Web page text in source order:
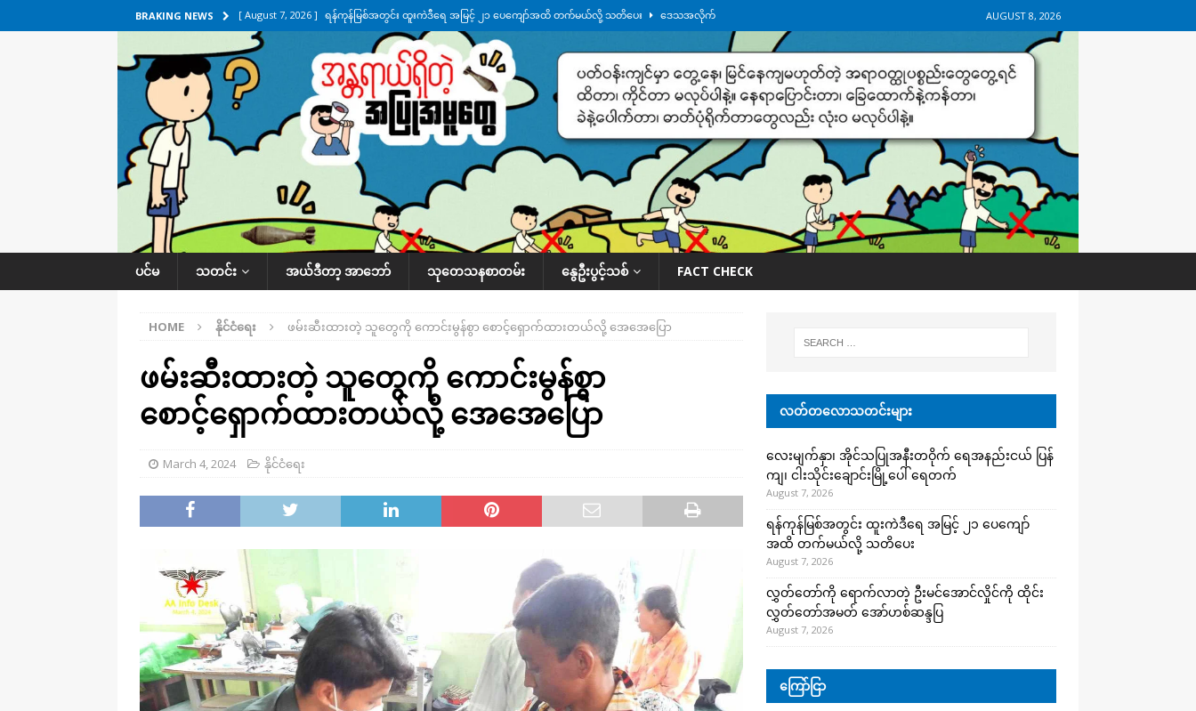
BRAKING NEWS [ August 7, 2026 ] ရန်ကုန်မြစ်အတွင်း ထူးကဲဒီရေ အ​မြင့် ၂၁ ပေကျော်အထိ တက်မယ်လို့ သတိပေး ဒေသအလိုက်
သတင်းကဏ္ဍ
[ August 7, 2026 ] လွှတ်တော်ကို ရောက်လာတဲ့ ဦးမင်အောင်လှိုင်ကို ထိုင်းလွှတ်တော်အမတ် အော်ဟစ်ဆန္ဒပြ
UNCATEGORIZED
[ August 6, 2026 ] တာကျိုးပြီး ခုနှစ်ရက်မြောက်နေ့မှာ ငသိုင်းချောင်းမြို့ကို ရေစတင်ရောက်ရှိ ဒေသအလိုက် သတင်း
[ August 6, 2026 ] လေးမျက်နှာမှာ ရေဘေးကူနေတဲ့ ငသိုင်းချောင်းဒေသခံ လူငယ်တဦး ရေစီးနဲ့မျောပါသေဆုံး
အလိုက် သတင်းကဏ္ဍ
[ August 7, 2026 ] လေးမျက်နှာ၊ အိုင်သပြုအနီးတဝိုက် ရေအနည်းငယ် ပြန်ကျ၊ ငါးသိုင်းချောင်းမြို့ပေါ် ရေတက်
ဒေသအလိုက် သတင်းကဏ္ဍ
AUGUST 8, 2026
ပင်မ သတင်း အယ်ဒီတာ့ အာဘော် သုတေသနစာတမ်း နွေဦးပွင့်သစ် FACT CHECK
HOME နိုင်ငံရေး ဖမ်းဆီးထားတဲ့ သူတွေကို ကောင်းမွန်စွာ စောင့်ရှောက်ထားတယ်လို့ အေအေပြော
ဖမ်းဆီးထားတဲ့ သူတွေကို ကောင်းမွန်စွာ
စောင့်ရှောက်ထားတယ်လို့ အေအေပြော
March 4, 2024 နိုင်ငံရေး
လတ်တလောသတင်းများ
လေးမျက်နှာ၊ အိုင်သပြုအနီးတဝိုက် ရေအနည်းငယ် ပြန်
ကျ၊ ငါးသိုင်းချောင်းမြို့ပေါ် ရေတက်
August 7, 2026
ရန်ကုန်မြစ်အတွင်း ထူးကဲဒီရေ အ​မြင့် ၂၁ ပေကျော်
အထိ တက်မယ်လို့ သတိပေး
August 7, 2026
လွှတ်တော်ကို ရောက်လာတဲ့ ဦးမင်အောင်လှိုင်ကို ထိုင်း
လွှတ်တော်အမတ် အော်ဟစ်ဆန္ဒပြ
August 7, 2026
ကြော်ငြာ